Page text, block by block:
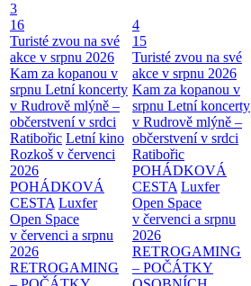
3
16
Turisté zvou na své
akce v srpnu 2026
Kam za kopanou v
srpnu Letní koncerty
v Rudrově mlýně –
občerstvení v srdci
Ratibořic Letní kino
Rozkoš v červenci
2026
POHÁDKOVÁ
CESTA Luxfer
Open Space
v červenci a srpnu
2026
RETROGAMING
4
15
Turisté zvou na své
akce v srpnu 2026
Kam za kopanou v
srpnu Letní koncerty
v Rudrově mlýně –
občerstvení v srdci
Ratibořic
POHÁDKOVÁ
CESTA Luxfer
Open Space
v červenci a srpnu
2026
RETROGAMING
– POČÁTKY